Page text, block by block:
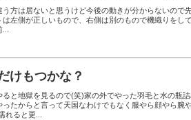
う方は居ないと思うけど今後の動きが分からないので
は左側が正しいもので、右側は別のもので機織りを
けもつかな？
ると地獄を見るので(笑)家の外でやった羽毛と水の瓶
ったからと言って天国なわけでもなく服やら顔やら腕
れると更...